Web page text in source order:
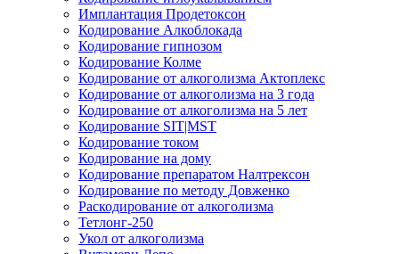
Имплантация Продетоксон
Кодирование Алкоблокада
Кодирование гипнозом
Кодирование Колме
Кодирование от алкоголизма Актоплекс
Кодирование от алкоголизма на 3 года
Кодирование от алкоголизма на 5 лет
Кодирование SIT|MST
Кодирование током
Кодирование на дому
Кодирование препаратом Налтрексон
Кодирование по методу Довженко
Раскодирование от алкоголизма
Тетлонг-250
Укол от алкоголизма